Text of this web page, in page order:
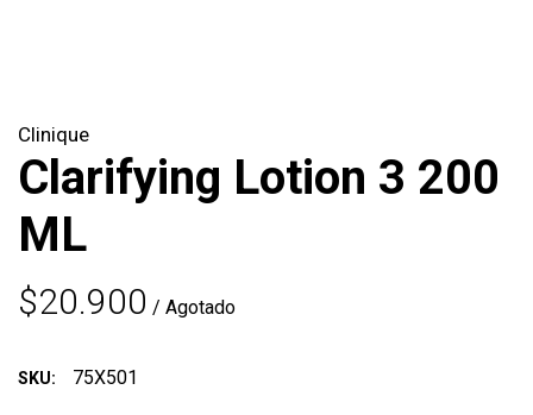
Clinique
Clarifying Lotion 3 200
ML
$20.900 / Agotado
SKU: 75X501